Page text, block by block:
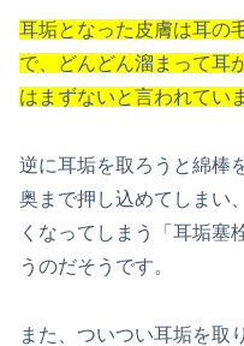
耳垢となった皮膚は耳の
で、どんどん溜まって耳
はまずないと言われてい
逆に耳垢を取ろうと綿棒
奥まで押し込めてしまい
くなってしまう「耳垢塞
うのだそうです。
また、ついつい耳垢を取